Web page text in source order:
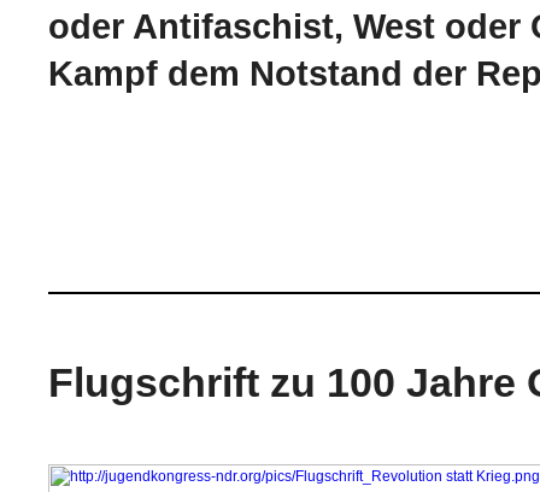
oder Antifaschist, West oder
Kampf dem Notstand der
Flugschrift zu 100 Jahre